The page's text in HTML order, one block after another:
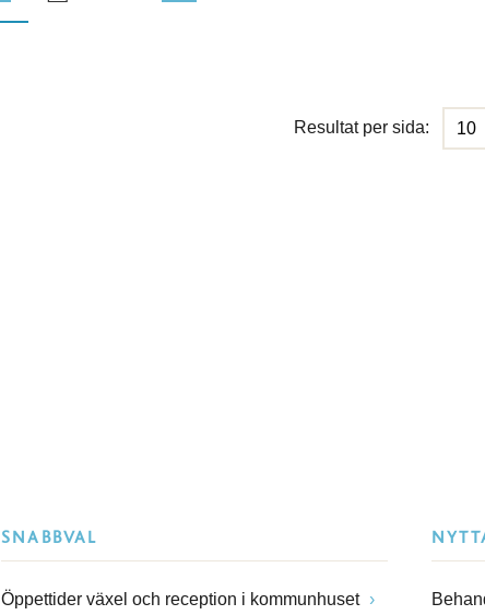
Resultat per sida:
SNABBVAL
Öppettider växel och reception i kommunhuset